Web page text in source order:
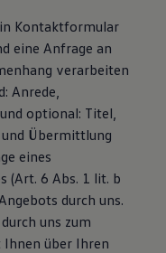
Kontaktformular
eine Anfrage an
verarbeiten
Anrede,
optional: Titel,
Übermittlung
eines
(Art. 6 Abs. 1 lit. b
durch uns.
uns zum
über Ihren